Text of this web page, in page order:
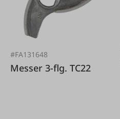
#FA131648
Messer 3-flg. TC22